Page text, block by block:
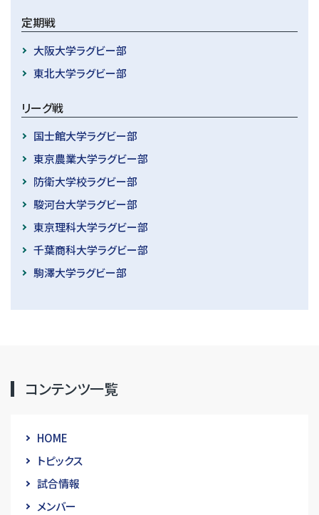
定期戦
大阪大学ラグビー部
東北大学ラグビー部
リーグ戦
国士館大学ラグビー部
東京農業大学ラグビー部
防衛大学校ラグビー部
駿河台大学ラグビー部
東京理科大学ラグビー部
千葉商科大学ラグビー部
駒澤大学ラグビー部
コンテンツ一覧
HOME
トピックス
試合情報
メンバー